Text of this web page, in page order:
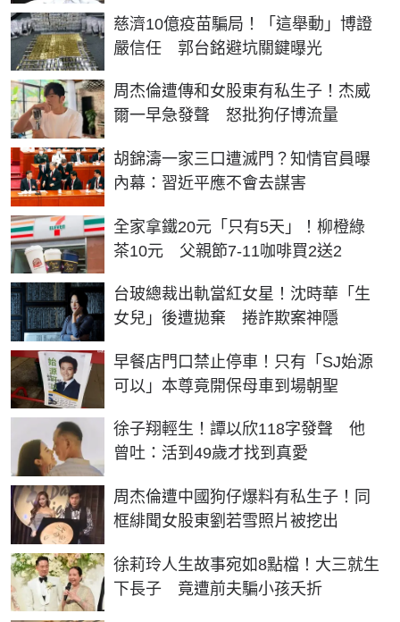
慈濟10億疫苗騙局！「這舉動」博證
嚴信任 郭台銘避坑關鍵曝光
周杰倫遭傳和女股東有私生子！杰威
爾一早急發聲 怒批狗仔博流量
胡錦濤一家三口遭滅門？知情官員曝
內幕：習近平應不會去謀害
全家拿鐵20元「只有5天」！柳橙綠
茶10元 父親節7-11咖啡買2送2
台玻總裁出軌當紅女星！沈時華「生
女兒」後遭拋棄 捲詐欺案神隱
早餐店門口禁止停車！只有「SJ始源
可以」本尊竟開保母車到場朝聖
徐子翔輕生！譚以欣118字發聲 他
曾吐：活到49歲才找到真愛
周杰倫遭中國狗仔爆料有私生子！同
框緋聞女股東劉若雪照片被挖出
徐莉玲人生故事宛如8點檔！大三就生
下長子 竟遭前夫騙小孩夭折